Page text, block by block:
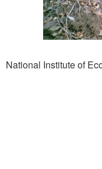
National Institute of